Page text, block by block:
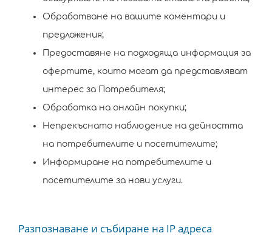
Обработване на вашите коментари и
предложения;
Предоставяне на подходяща информация за
офертите, които могат да представляват
интерес за Потребителя;
Обработка на онлайн покупки;
Непрекъснато наблюдение на дейността
на потребителите и посетителите;
Информиране на потребителите и
посетителите за нови услуги.
Разпознаване и събиране на IP адреса